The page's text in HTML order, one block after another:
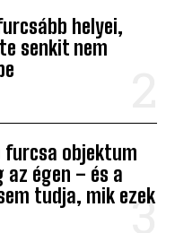
helyei,
senkit nem
furcsa objektum
az égen – és a
tudja, mik ezek